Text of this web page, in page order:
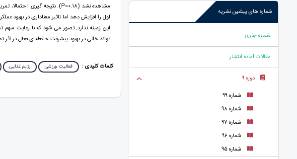
شماره های پیشین نشریه
شماره جاری
مقالات آماده انتشار
دوره 9
شماره 99
شماره 98
شماره 97
شماره 96
شماره 95
اول را افزایش دهد اما تاثیر معناداری در بهبود
این زمینه ندارد. تصور می شود که با رعایت
تواند خللی در بهبود پیشرفت حافظه ی فعال در اثر
کلمات کلیدی : فعالیت ورزشی رژیم غذایی